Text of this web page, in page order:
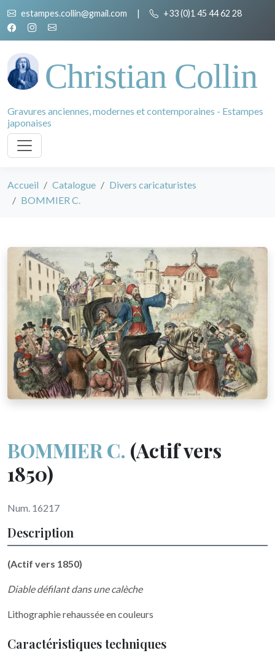
estampes.collin@gmail.com | +33 (0)1 45 44 62 28
Christian Collin
Gravures anciennes, modernes et contemporaines - Estampes
japonaises
Accueil Catalogue
Divers caricaturistes
BOMMIER C.
BOMMIER C. (Actif vers
1850)
Num. 16217
Description
(Actif vers 1850)
Diable défilant dans une calèche
Lithographie rehaussée en couleurs
Caractéristiques techniques